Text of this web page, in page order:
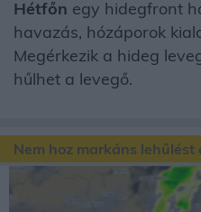
Hétfőn egy hidegfront
havazás, hózáporok
Megérkezik a hideg
hűlhet a levegő.
Nem hoz markáns lehűlést